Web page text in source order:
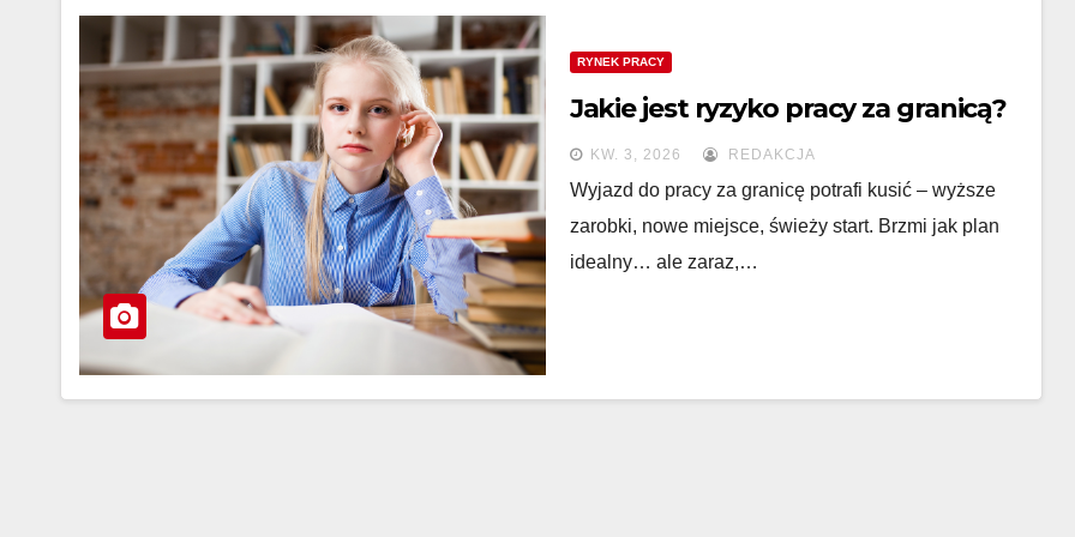
RYNEK PRACY
Jakie jest ryzyko pracy za granicą?
KW. 3, 2026 REDAKCJA
Wyjazd do pracy za granicę potrafi kusić – wyższe
zarobki, nowe miejsce, świeży start. Brzmi jak plan
idealny… ale zaraz,…